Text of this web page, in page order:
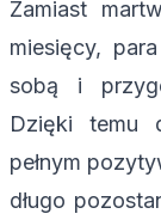
Zamiast
miesięcy,
sobą i
Dzięki temu
pełnym
długo